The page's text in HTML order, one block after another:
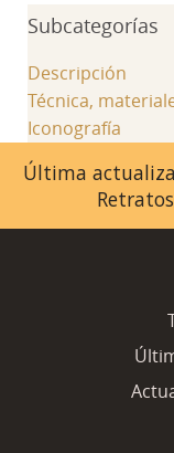
Subcategorías
Descripción
Técnica,
Iconografía
Última